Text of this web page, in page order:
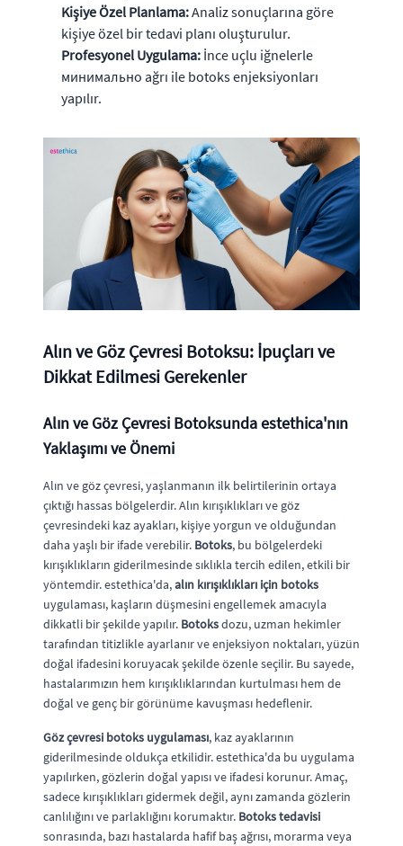
Kişiye Özel Planlama:Analiz sonuçlarına göre
kişiye özel bir tedavi planı oluşturulur.
Profesyonel Uygulama: İnce uçlu iğnelerle
минимально ağrı ile botoks enjeksiyonları
yapılır.
Alın ve Göz Çevresi Botoksu: İpuçları ve
Dikkat Edilmesi Gerekenler
Alın ve Göz Çevresi Botoksunda estethica'nın
Yaklaşımı ve Önemi
Alın ve göz çevresi, yaşlanmanın ilk belirtilerinin ortaya
çıktığı hassas bölgelerdir. Alın kırışıklıkları ve göz
çevresindeki kaz ayakları, kişiye yorgun ve olduğundan
daha yaşlı bir ifade verebilir. Botoks, bu bölgelerdeki
kırışıklıkların giderilmesinde sıklıkla tercih edilen, etkili bir
yöntemdir. estethica'da,alın kırışıklıkları için botoks
uygulaması, kaşların düşmesini engellemek amacıyla
dikkatli bir şekilde yapılır. Botoksdozu, uzman hekimler
tarafından titizlikle ayarlanır ve enjeksiyon noktaları, yüzün
doğal ifadesini koruyacak şekilde özenle seçilir. Bu sayede,
hastalarımızın hem kırışıklıklarından kurtulması hem de
doğal ve genç bir görünüme kavuşması hedeflenir.
Göz çevresi botoks uygulaması, kaz ayaklarının
giderilmesinde oldukça etkilidir. estethica'da bu uygulama
yapılırken, gözlerin doğal yapısı ve ifadesi korunur. Amaç,
sadece kırışıklıkları gidermek değil, aynı zamanda gözlerin
canlılığını ve parlaklığını korumaktır. Botoks tedavisi
sonrasında, bazı hastalarda hafif baş ağrısı, morarma veya